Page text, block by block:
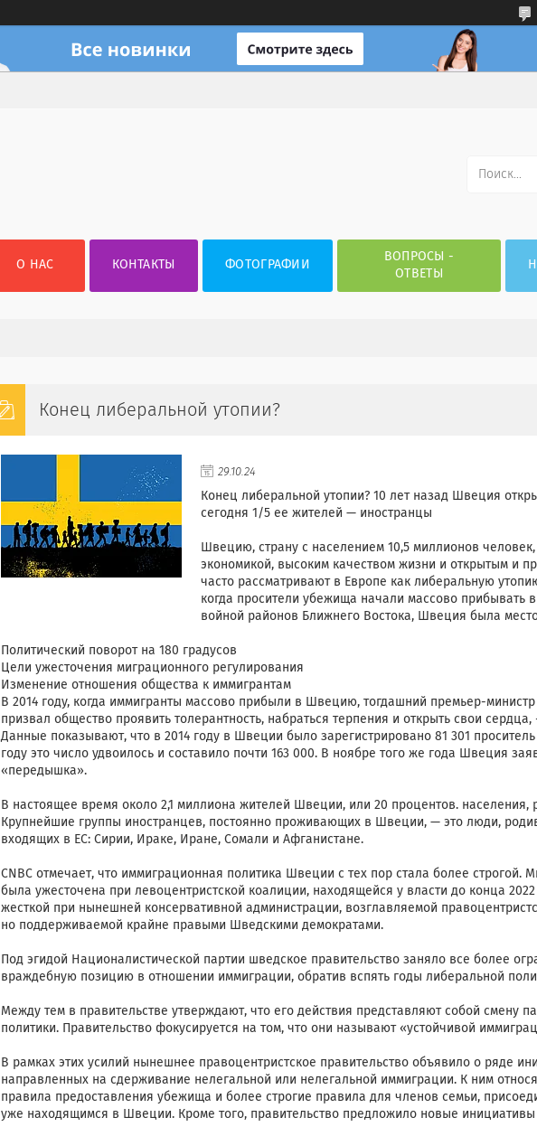
О НАС КОНТАКТЫ ФОТОГРАФИИ
ВОПРОСЫ -
ОТВЕТЫ
Конец либеральной утопии?
29.10.24
Конец либеральной утопии? 10 лет назад Швеция
сегодня 1/5 ее жителей — иностранцы
Швецию, страну с населением 10,5 миллионов человек,
экономикой, высоким качеством жизни и открытым и
часто рассматривают в Европе как либеральную
когда просители убежища начали массово прибывать
войной районов Ближнего Востока, Швеция была
Политический поворот на 180 градусов
Цели ужесточения миграционного регулирования
Изменение отношения общества к иммигрантам
В 2014 году, когда иммигранты массово прибыли в Швецию, тогдашний премьер-
призвал общество проявить толерантность, набраться терпения и открыть свои сердца,
Данные показывают, что в 2014 году в Швеции было зарегистрировано 81 301
году это число удвоилось и составило почти 163 000. В ноябре того же года Швеция
«передышка».
В настоящее время около 2,1 миллиона жителей Швеции, или 20 процентов. населения,
Крупнейшие группы иностранцев, постоянно проживающих в Швеции, — это люди,
входящих в ЕС: Сирии, Ираке, Иране, Сомали и Афганистане.
CNBC отмечает, что иммиграционная политика Швеции с тех пор стала более строгой.
была ужесточена при левоцентристской коалиции, находящейся у власти до конца
жесткой при нынешней консервативной администрации, возглавляемой
но поддерживаемой крайне правыми Шведскими демократами.
Под эгидой Националистической партии шведское правительство заняло все более
враждебную позицию в отношении иммиграции, обратив вспять годы либеральной
Между тем в правительстве утверждают, что его действия представляют собой смену
политики. Правительство фокусируется на том, что они называют «устойчивой
В рамках этих усилий нынешнее правоцентристское правительство объявило о ряде
направленных на сдерживание нелегальной или нелегальной иммиграции. К ним
правила предоставления убежища и более строгие правила для членов семьи,
уже находящимся в Швеции. Кроме того, правительство предложило новые